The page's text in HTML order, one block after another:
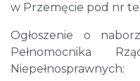
w Przemęcie pod nr
Ogłoszenie o
Pełnomocnika
Niepełnosprawnych: